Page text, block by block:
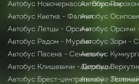
Автобус Новочеркасск - Воронеж
Автобус Кветка - Фаличи
Автобус Летцы - Орсичи
Автобус Радом - Мурсия
Автобус Пасека - Сенкевичи
Автобус Клишевичи - Деревцы
Автобус Брест-центральный -
Автобус
Автобус
Автобус Орсичи
Автобус Зори -
Автобус
Автобус
Автобус